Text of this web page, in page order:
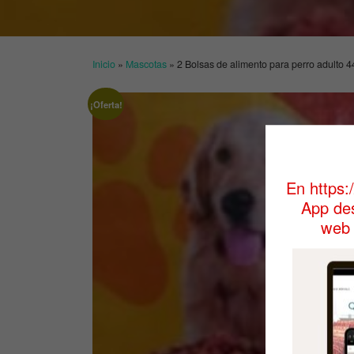
Inicio » Mascotas » 2 Bolsas de alimento para perro adulto
¡Oferta!